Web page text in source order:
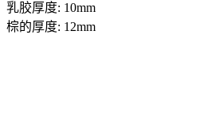
乳胶厚度: 10mm
棕的厚度: 12mm